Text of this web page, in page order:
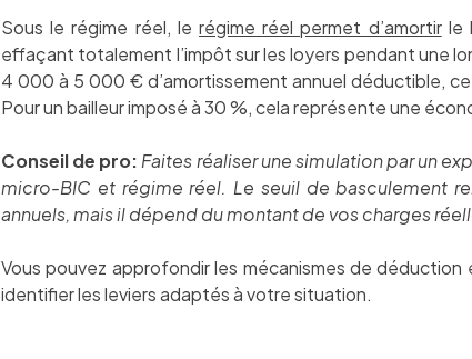
Sous le régime réel, lerégime réel permet d’amortirle
effaçant totalement l’impôt sur les loyers pendant une
4 000 à 5 000 € d’amortissement annuel déductible,
Pour un bailleur imposé à 30 %, cela représente une
Conseil de pro: Faites réaliser une simulation par un
micro-BIC et régime réel. Le seuil de basculement
annuels, mais il dépend du montant de vos charges
Vous pouvez approfondir les mécanismes de déduction
identifier les leviers adaptés à votre situation.